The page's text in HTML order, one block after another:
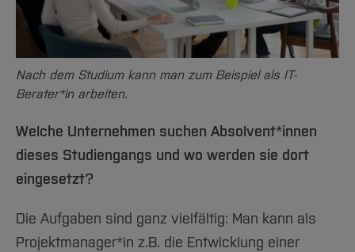
Nach dem Studium kann man zum Beispiel als IT-
Berater*in arbeiten.
Welche Unternehmen suchen Absolvent*innen
dieses Studiengangs und wo werden sie dort
eingesetzt?
Die Aufgaben sind ganz vielfältig: Man kann als
Projektmanager*in z.B. die Entwicklung einer